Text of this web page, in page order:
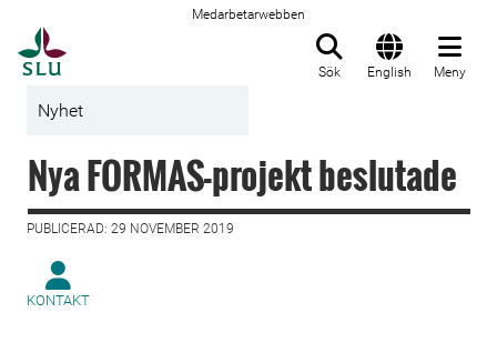
Medarbetarwebben
Sök English Meny
Nyhet
Nya FORMAS-projekt beslutade
PUBLICERAD: 29 NOVEMBER 2019
KONTAKT